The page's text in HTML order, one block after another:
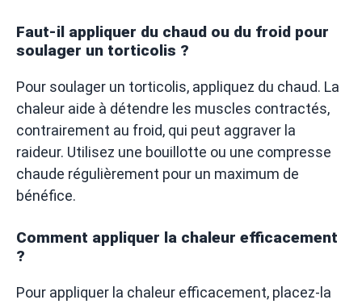
Faut-il appliquer du chaud ou du froid pour
soulager un torticolis ?
Pour soulager un torticolis, appliquez du chaud. La
chaleur aide à détendre les muscles contractés,
contrairement au froid, qui peut aggraver la
raideur. Utilisez une bouillotte ou une compresse
chaude régulièrement pour un maximum de
bénéfice.
Comment appliquer la chaleur efficacement
?
Pour appliquer la chaleur efficacement, placez-la